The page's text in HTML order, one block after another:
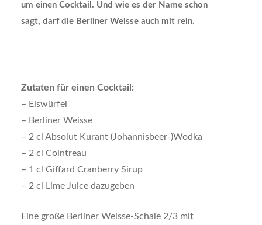
um einen Cocktail. Und wie es der Name schon
sagt, darf die Berliner Weisseauch mit rein.
Zutaten für einen Cocktail:
– Eiswürfel
– Berliner Weisse
– 2 cl Absolut Kurant (Johannisbeer-)Wodka
– 2 cl Cointreau
– 1 cl Giffard Cranberry Sirup
– 2 cl Lime Juice dazugeben
Eine große Berliner Weisse-Schale 2/3 mit